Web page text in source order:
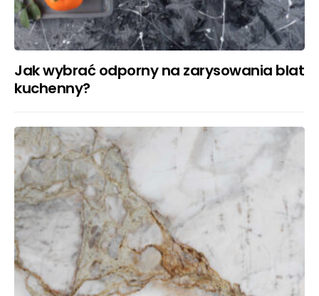
Jak wybrać odporny na zarysowania blat
kuchenny?